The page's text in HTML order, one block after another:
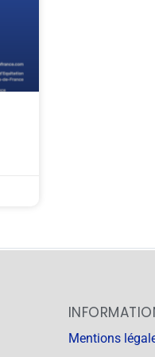
Mentions